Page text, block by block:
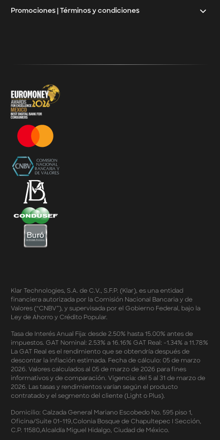
Promociones | Términos y condiciones
Términos y Condiciones - SplitK Tarjeta de Crédito No
Términos y Condiciones – Acceso a Klar Plus sin costo
Términos y Condiciones – 20% Cashback en
supermercados participantes
Términos y Condiciones Juegos de Mexico 2026
Términos y Condiciones - Amazon Prime Day 2026
Términos y Condiciones – Diferimiento de Compras
con 0% de Interés Desde App
Términos y Condiciones de Beneficios Uber Card
Powered by Klar
Klarfest - Mayo 2026
Klarfest - Día de las Madres 2026
Compra Mínima Klar Plus - SplitK 0% - Cashback
Starbucks 50% - Cashback 20% Décima Compra
Términos y Condiciones - Cashback Primera Compra
en Apple Pay
Términos y Condiciones - Mastercard te lleva a la
Términos y Condiciones – Fechas Dobles “3 de 3” 2026
Mercado Libre
Términos y Condiciones - Reducción Tasa de Interés en
Términos y Condiciones - Apartados - Tasas
Preferentes Febrero 2026
Términos y Condiciones - Programa de Cashback
AWIN
Pago de Servicios a MSI – Supermercados Enero -
Marzo 2026
Términos y Condiciones - Meses Sin Intereses y SplitK
Cashback
Términos y Condiciones Aplicables a la Tarjeta de
Klar Technologies, S.A. de C.V., S.F.P. (Klar), es una entidad
financiera autorizada por la Comisión Nacional Bancaria y de
Valores (“CNBV”), y supervisada por el Gobierno Federal, bajo la
Ley de Ahorro y Crédito Popular.
Tasa de Interés Anual Fija: desde 2.50% hasta 15.00% antes de
impuestos. GAT Nominal: 2.53% a 16.16% GAT Real: -1.34% a 11.78%
La GAT Real es el rendimiento que se obtendría después de
descontar la inflación estimada. Fecha de cálculo: 05 de marzo
2026. Valores calculados al 05 de marzo de 2026 para fines
informativos y de comparación. Vigencia: del 5 al 31 de marzo de
2026. Las tasas y rendimientos varían según el producto
contratado y el segmento del cliente (Light o Plus).
Domicilio: Calzada General Mariano Escobedo No. 595 piso 1,
Oficina/Suite 01-119,Colonia Bosque de Chapultepec I Sección,
C.P. 11580,Alcaldía Miguel Hidalgo, Ciudad de México.